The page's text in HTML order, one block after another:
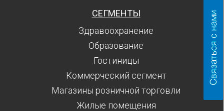
СЕГМЕНТЫ
Здравоохранение
Образование
Гостиницы
Коммерческий сегмент
Магазины розничной торговли
Жилые помещения